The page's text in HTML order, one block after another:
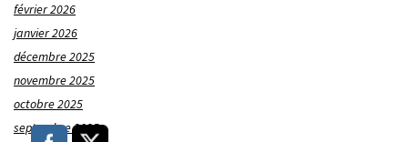
février 2026
janvier 2026
décembre 2025
novembre 2025
octobre 2025
septembre 2025